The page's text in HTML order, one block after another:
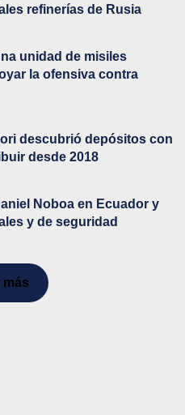
refinerías de Rusia
unidad de misiles
la ofensiva contra
descubrió depósitos con
desde 2018
Noboa en Ecuador y
y de seguridad
más